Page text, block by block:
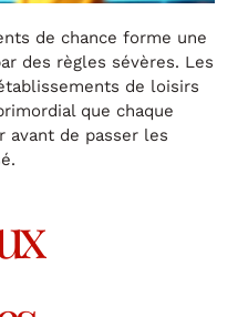
de chance forme une
des règles sévères. Les
de loisirs
que chaque
avant de passer les